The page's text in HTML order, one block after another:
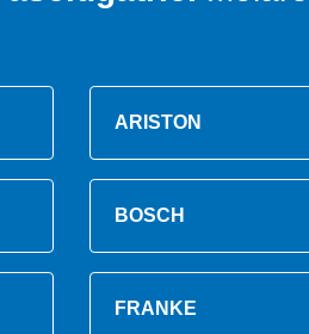
ARISTON
BOSCH
FRANKE